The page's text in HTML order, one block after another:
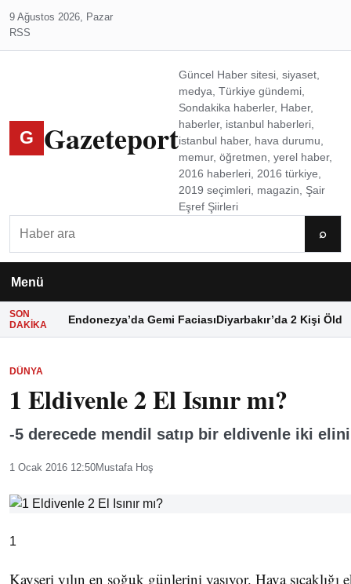
9 Ağustos 2026, Pazar
RSS
G Gazeteport
Güncel Haber sitesi, siyaset,
medya, Türkiye gündemi,
Sondakika haberler, Haber,
haberler, istanbul haberleri,
istanbul haber, hava durumu,
memur, öğretmen, yerel haber,
2016 haberleri, 2016 türkiye,
2019 seçimleri, magazin, Şair
Eşref Şiirleri
⌕
Menü
SON
DAKIKA
Endonezya’da Gemi FaciasıDiyarbakır’da 2 Kişi Öldü
DÜNYA
1 Eldivenle 2 El Isınır mı?
-5 derecede mendil satıp bir eldivenle iki elini
1 Ocak 2016 12:50Mustafa Hoş
1
Kayseri yılın en soğuk günlerini yaşıyor. Hava